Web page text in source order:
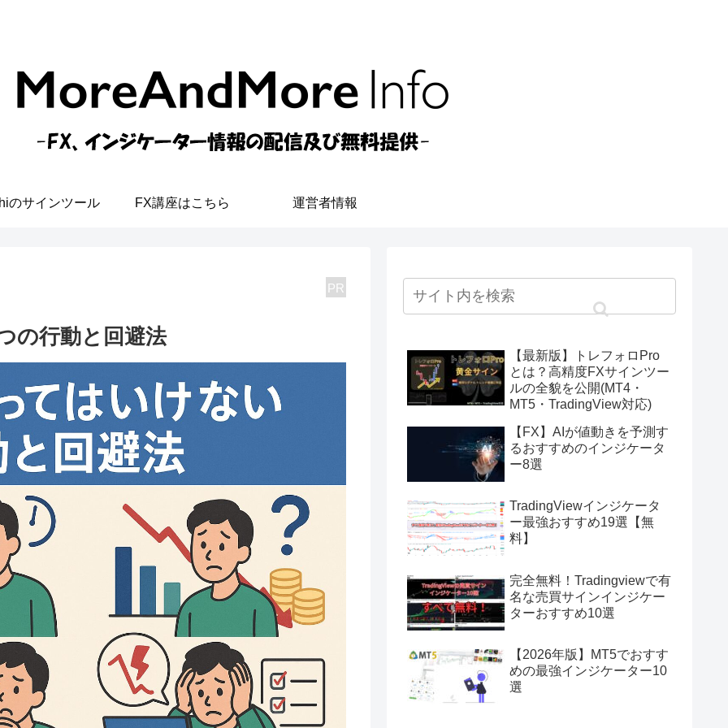
のサインツール FX講座はこちら 運営者情報
PR
の行動と回避法
【最新版】トレフォロPro
とは？高精度FXサインツー
ルの全貌を公開(MT4・
MT5・TradingView対応)
【FX】AIが値動きを予測す
るおすすめのインジケータ
ー8選
TradingViewインジケータ
ー最強おすすめ19選【無
料】
完全無料！Tradingviewで有
名な売買サインインジケー
ターおすすめ10選
【2026年版】MT5でおすす
めの最強インジケーター10
選